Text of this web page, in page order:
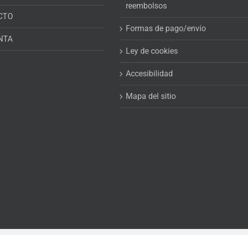
reembolsos
Formas de pago/envío
Ley de cookies
Accesibilidad
Mapa del sitio